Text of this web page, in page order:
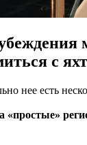
с
нее есть
«простые»